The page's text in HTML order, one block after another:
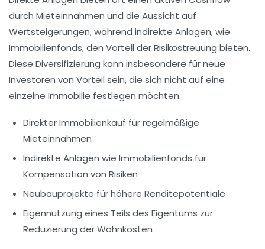
durch Mieteinnahmen und die Aussicht auf
Wertsteigerungen, während indirekte Anlagen, wie
Immobilienfonds, den Vorteil derRisikostreuung bieten.
Diese Diversifizierung kann insbesondere fürneue
Investoren von Vorteil sein, die sich nicht auf eine
einzelne Immobilie festlegen möchten.
Direkter Immobilienkauf fürregelmäßige
Mieteinnahmen
Indirekte Anlagen wie Immobilienfonds für
Kompensation von Risiken
Neubauprojekte fürhöhere Renditepotentiale
Eigennutzung eines Teils des Eigentums zur
Reduzierung der Wohnkosten